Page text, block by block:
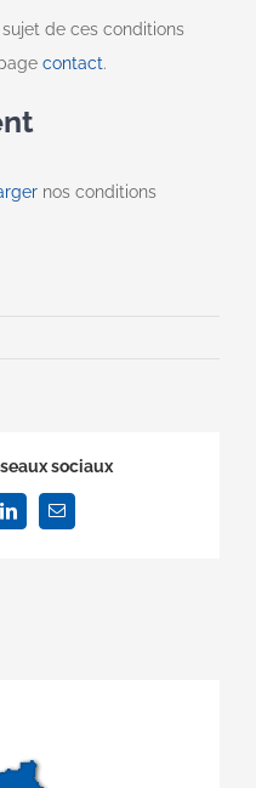
de ces conditions
contact.
nos conditions
sociaux
LinkedInEmail